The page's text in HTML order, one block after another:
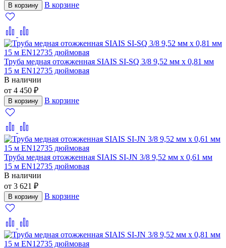
В корзину В корзине
Труба медная отожженная SIAIS SI-SQ 3/8 9,52 мм x 0,81 мм
15 м EN12735 дюймовая
В наличии
от 4 450 ₽
В корзину В корзине
Труба медная отожженная SIAIS SI-JN 3/8 9,52 мм x 0,61 мм
15 м EN12735 дюймовая
В наличии
от 3 621 ₽
В корзину В корзине